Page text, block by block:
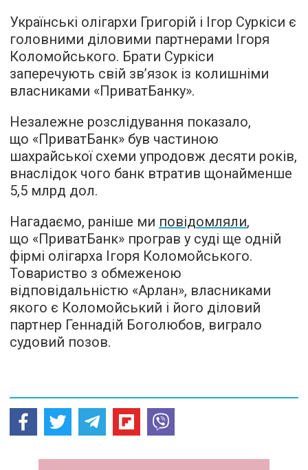
Українські олігархи Григорій і Ігор Суркіси є
головними діловими партнерами Ігоря
Коломойського. Брати Суркіси
заперечують свій зв’язок із колишніми
власниками «ПриватБанку».
Незалежне розслідування показало,
що «ПриватБанк» був частиною
шахрайської схеми упродовж десяти років,
внаслідок чого банк втратив щонайменше
5,5 млрд дол.
Нагадаємо, раніше ми повідомляли,
що «ПриватБанк» програв у суді ще одній
фірмі олігарха Ігоря Коломойського.
Товариство з обмеженою
відповідальністю «Арлан», власниками
якого є Коломойський і його діловий
партнер Геннадій Боголюбов, виграло
судовий позов.